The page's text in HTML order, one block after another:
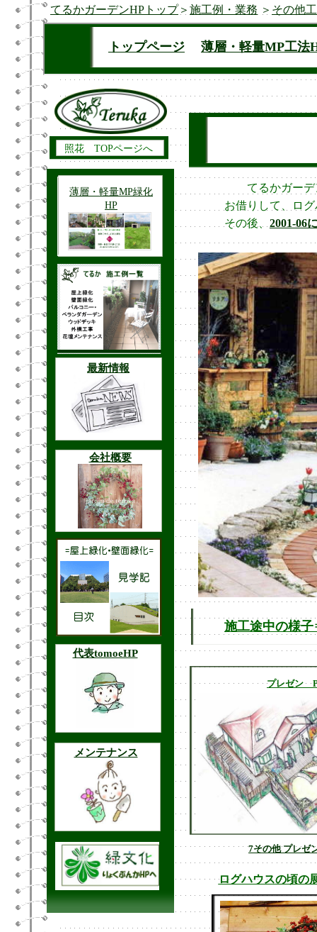
てるかガーデンHPトップ＞ 施工例・業務 ＞ その他
プレゼン
ログハウスの頃の
7その他 プレゼ
てるかガーデン
お借りして、ロ
その後、 2001-06
施工途中の様